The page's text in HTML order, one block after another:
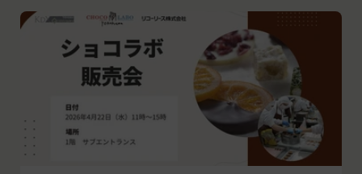
に提供した情報および当社のサービスを提供してい
る第三者サービス提供者を通じて提供した情報を、
当社は取得・保管することがあります。お客様のサ
ービスご利用状況、他の利用者との交流に関する情
報も取得することがあります。
外部サービスとの連携により取得する情報
外部サービスでお客様が利用するIDおよびその他
外部サービスのプライバシー設定によりお客様が提
各会員が保有する、本サービスの利用に関する権利
の総体をいいます。
「パスワード」
登録情報と組み合わせて、会員とその他の者とを識
別するために用いられる符号をいいます。
「提携パートナー」
当社との間で締結する契約に基づき、本サービスと
提携するサービス（以下「提携サービス」といいま